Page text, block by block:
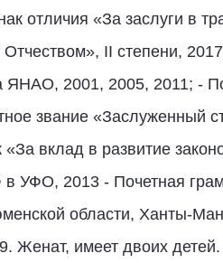
отличия «За заслуги в
II степени,
2001, 2005, 2011; -
звание «Заслуженный
вклад в развитие
УФО, 2013 - Почетная
области, Ханты-
Женат, имеет двоих детей.